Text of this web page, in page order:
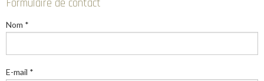
Formulaire de contact
Nom *
E-mail *